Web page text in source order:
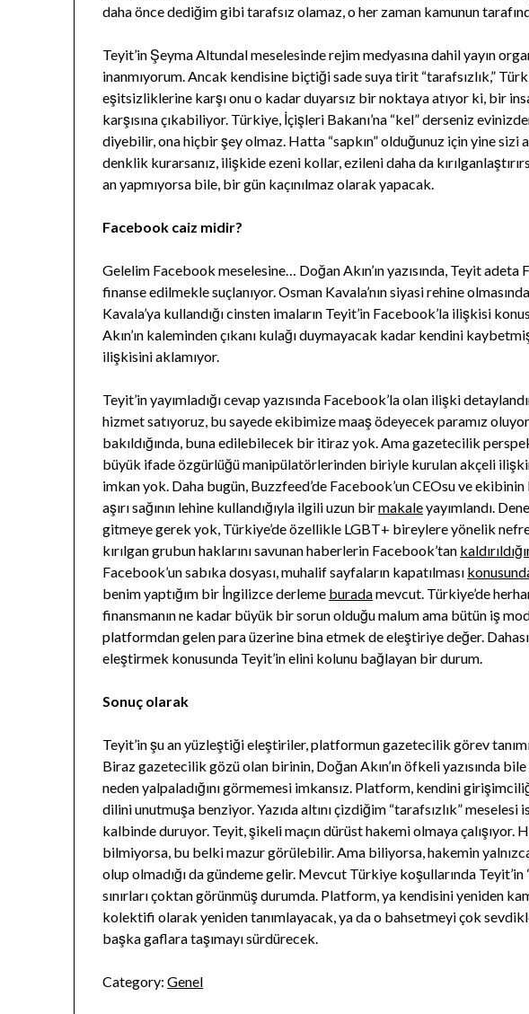
daha önce dediğim gibi tarafsız olamaz, o her zaman kamunun
Teyit’in Şeyma Altundal meselesinde rejim medyasına dahil yayın
inanmıyorum. Ancak kendisine biçtiği sade suya tirit “tarafsızlık,”
eşitsizliklerine karşı onu o kadar duyarsız bir noktaya atıyor ki, bir
karşısına çıkabiliyor. Türkiye, İçişleri Bakanı’na “kel” derseniz
diyebilir, ona hiçbir şey olmaz. Hatta “sapkın” olduğunuz için yine sizi
denklik kurarsanız, ilişkide ezeni kollar, ezileni daha da
an yapmıyorsa bile, bir gün kaçınılmaz olarak yapacak.
Facebook caiz midir?
Gelelim Facebook meselesine… Doğan Akın’ın yazısında, Teyit
finanse edilmekle suçlanıyor. Osman Kavala’nın siyasi rehine
Kavala’ya kullandığı cinsten imaların Teyit’in Facebook’la ilişkisi
Akın’ın kaleminden çıkanı kulağı duymayacak kadar kendini
ilişkisini aklamıyor.
Teyit’in yayımladığı cevap yazısında Facebook’la olan ilişki
hizmet satıyoruz, bu sayede ekibimize maaş ödeyecek paramız
bakıldığında, buna edilebilecek bir itiraz yok. Ama gazetecilik
büyük ifade özgürlüğü manipülatörlerinden biriyle kurulan akçeli
imkan yok. Daha bugün, Buzzfeed’de Facebook’un CEOsu ve
aşırı sağının lehine kullandığıyla ilgili uzun birmakaleyayımlandı.
gitmeye gerek yok, Türkiye’de özellikle LGBT+ bireylere yönelik
kırılgan grubun haklarını savunan haberlerin Facebook’tan
Facebook’un sabıka dosyası, muhalif sayfaların kapatılması
benim yaptığım bir İngilizce derleme buradamevcut. Türkiye’de
finansmanın ne kadar büyük bir sorun olduğu malum ama bütün iş
platformdan gelen para üzerine bina etmek de eleştiriye değer.
eleştirmek konusunda Teyit’in elini kolunu bağlayan bir durum.
Sonuç olarak
Teyit’in şu an yüzleştiği eleştiriler, platformun gazetecilik görev
Biraz gazetecilik gözü olan birinin, Doğan Akın’ın öfkeli yazısında
neden yalpaladığını görmemesi imkansız. Platform, kendini
dilini unutmuşa benziyor. Yazıda altını çizdiğim “tarafsızlık” meselesi
kalbinde duruyor. Teyit, şikeli maçın dürüst hakemi olmaya çalışıyor.
bilmiyorsa, bu belki mazur görülebilir. Ama biliyorsa, hakemin
olup olmadığı da gündeme gelir. Mevcut Türkiye koşullarında Teyit’in
sınırları çoktan görünmüş durumda. Platform, ya kendisini yeniden
kolektifi olarak yeniden tanımlayacak, ya da o bahsetmeyi çok
başka gaflara taşımayı sürdürecek.
Category: Genel